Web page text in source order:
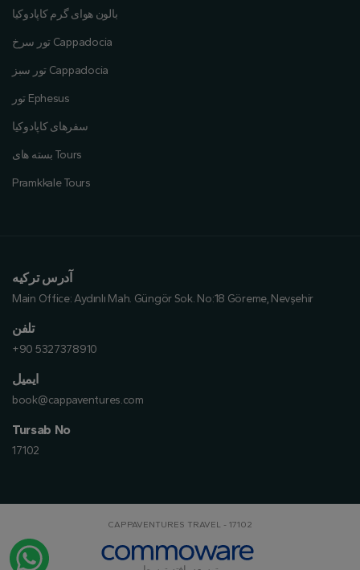
بالون هوای گرم کاپادوکیا
تور سرخ Cappadocia
تور سبز Cappadocia
تور Ephesus
سفرهای کاپادوکیا
بسته های Tours
Pramkkale Tours
آدرس ترکیه
Main Office:Aydınlı Mah. Güngör Sok. No:18 Göreme, Nevşehir
تلفن
+90 5327378910
ایمیل
book@cappaventures.com
Tursab No
17102
CAPPAVENTURES TRAVEL - 17102